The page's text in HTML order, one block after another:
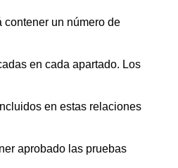
contener un número de
en cada apartado. Los
en estas relaciones
aprobado las pruebas